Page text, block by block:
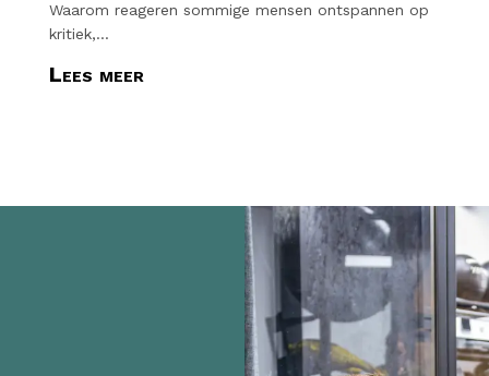
Waarom reageren sommige mensen ontspannen op
kritiek,...
Lees meer